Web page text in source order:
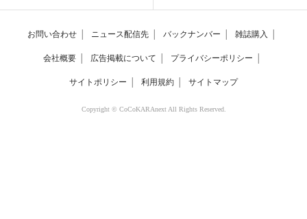
お問い合わせ ニュース配信先 バックナンバー 雑誌購入
会社概要 広告掲載について プライバシーポリシー
サイトポリシー 利用規約 サイトマップ
Copyright © CoCoKARAnext All Rights Reserved.